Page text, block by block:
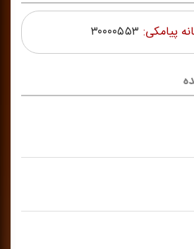
پیامکی: ۳۰۰۰۰۵۵۳